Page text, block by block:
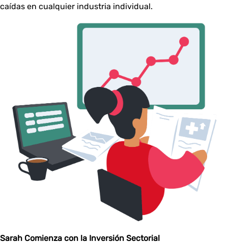
caídas en cualquier industria individual.
Sarah Comienza con la Inversión Sectorial